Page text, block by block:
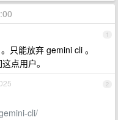
1
只能放弃 gemini cli 。
点用户。
2
cli/